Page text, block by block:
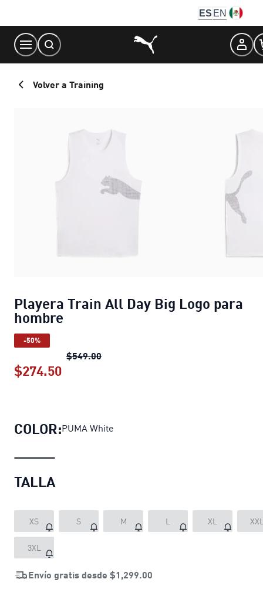
Content
ES EN
Volver a Training
Playera Train All Day Big Logo para
hombre
-50%
$549.00Playera Train All Day Big Logo para
$274.50
COLOR:PUMA White
TALLA
XS S M L XL
3XL
Envío gratis desde $1,299.00